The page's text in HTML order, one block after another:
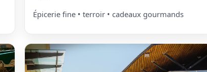
Épicerie fine • terroir • cadeaux gourmands